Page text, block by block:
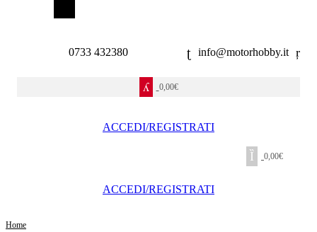
info@motorhobby.it
0733 432380
0,00€
ACCEDI/REGISTRATI
0,00€
ACCEDI/REGISTRATI
Home